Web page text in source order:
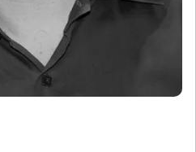
vos favoris,
créez votre profil
Salon